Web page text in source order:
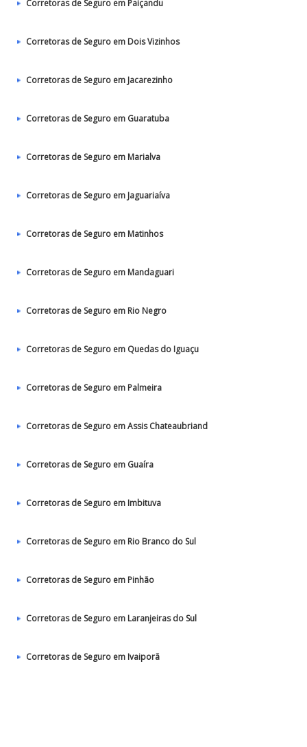
Corretoras de Seguro em Paiçandu
Corretoras de Seguro em Dois Vizinhos
Corretoras de Seguro em Jacarezinho
Corretoras de Seguro em Guaratuba
Corretoras de Seguro em Marialva
Corretoras de Seguro em Jaguariaíva
Corretoras de Seguro em Matinhos
Corretoras de Seguro em Mandaguari
Corretoras de Seguro em Rio Negro
Corretoras de Seguro em Quedas do Iguaçu
Corretoras de Seguro em Palmeira
Corretoras de Seguro em Assis Chateaubriand
Corretoras de Seguro em Guaíra
Corretoras de Seguro em Imbituva
Corretoras de Seguro em Rio Branco do Sul
Corretoras de Seguro em Pinhão
Corretoras de Seguro em Laranjeiras do Sul
Corretoras de Seguro em Ivaiporã